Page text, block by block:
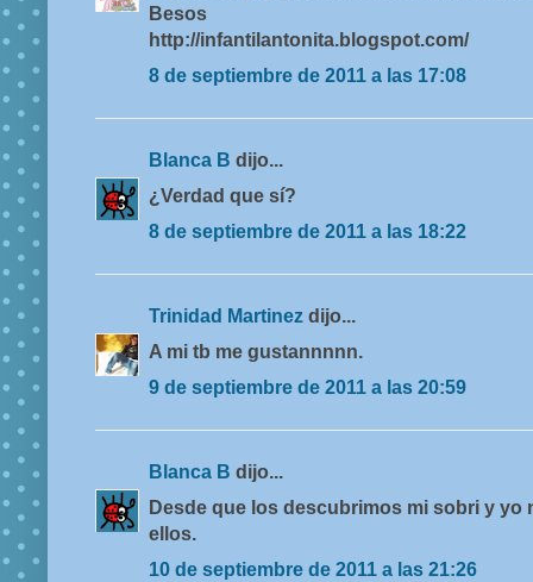
Besos
http://infantilantonita.blogspot.com/
8 de septiembre de 2011 a las 17:08
Blanca B dijo...
¿Verdad que sí?
8 de septiembre de 2011 a las 18:22
Trinidad Martinez dijo...
A mi tb me gustannnnn.
9 de septiembre de 2011 a las 20:59
Blanca B dijo...
Desde que los descubrimos mi sobri y yo
ellos.
10 de septiembre de 2011 a las 21:26